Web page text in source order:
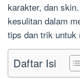
karakter, dan
kesulitan dalam
tips dan trik untuk
Daftar Isi